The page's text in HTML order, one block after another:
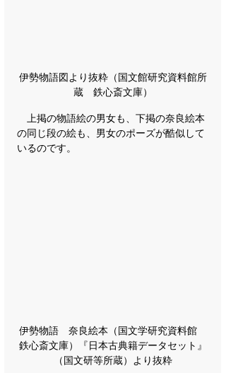
伊勢物語図より抜粋（国文館研究資料館所
蔵　鉄心斎文庫）
上掲の物語絵の男女も、下掲の奈良絵本
の同じ段の絵も、男女のポーズが酷似して
いるのです。
伊勢物語　奈良絵本（国文学研究資料館
鉄心斎文庫）『日本古典籍データセット』
（国文研等所蔵）より抜粋